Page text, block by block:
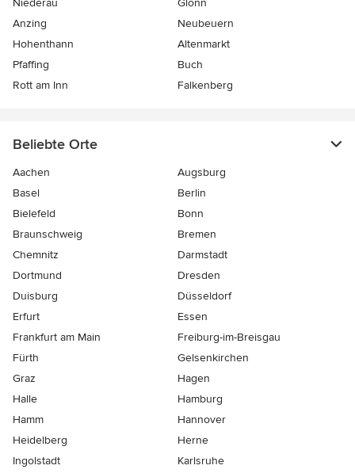
Anzing
Neubeuern
Hohenthann
Altenmarkt
Pfaffing
Buch
Rott am Inn
Falkenberg
Beliebte Orte
Aachen
Augsburg
Basel
Berlin
Bielefeld
Bonn
Braunschweig
Bremen
Chemnitz
Darmstadt
Dortmund
Dresden
Duisburg
Düsseldorf
Erfurt
Essen
Frankfurt am Main
Freiburg-im-Breisgau
Fürth
Gelsenkirchen
Graz
Hagen
Halle
Hamburg
Hamm
Hannover
Heidelberg
Herne
Ingolstadt
Karlsruhe